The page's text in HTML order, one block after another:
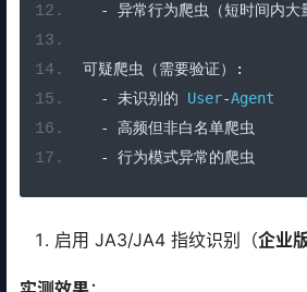
-
异常行为爬虫（短时间内大
可疑爬虫（需要验证）:
-
未识别的 User-Agent
-
高频但非白名单爬虫
-
行为模式异常的爬虫
启用 JA3/JA4 指纹识别（企业